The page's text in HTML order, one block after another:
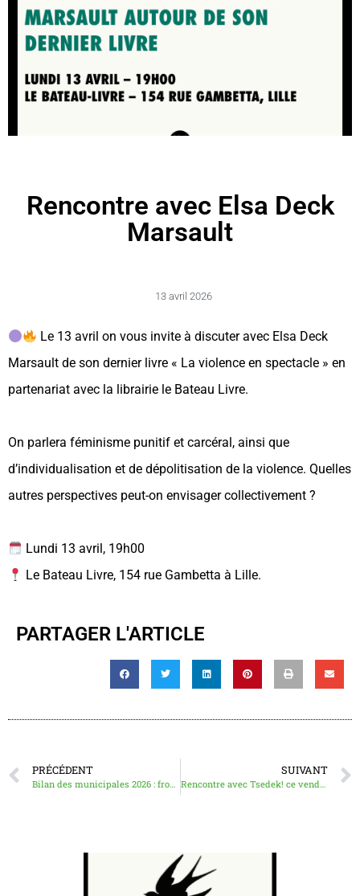
Rencontre avec Elsa Deck
Marsault
13 avril 2026
Le 13 avril on vous invite à discuter avec Elsa Deck
Marsault de son dernier livre « La violence en spectacle » en
partenariat avec la librairie le Bateau Livre.
On parlera féminisme punitif et carcéral, ainsi que
d’individualisation et de dépolitisation de la violence. Quelles
autres perspectives peut-on envisager collectivement ?
Lundi 13 avril, 19h00
Le Bateau Livre, 154 rue Gambetta à Lille.
PARTAGER L'ARTICLE
PRÉCÉDENT SUIVANT